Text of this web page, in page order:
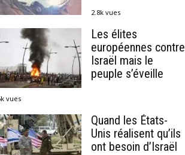
2.8k vues
Les élites
européennes contre
Israël mais le
peuple s’éveille
vues
Quand les États-
Unis réalisent qu’ils
ont besoin d’Israël